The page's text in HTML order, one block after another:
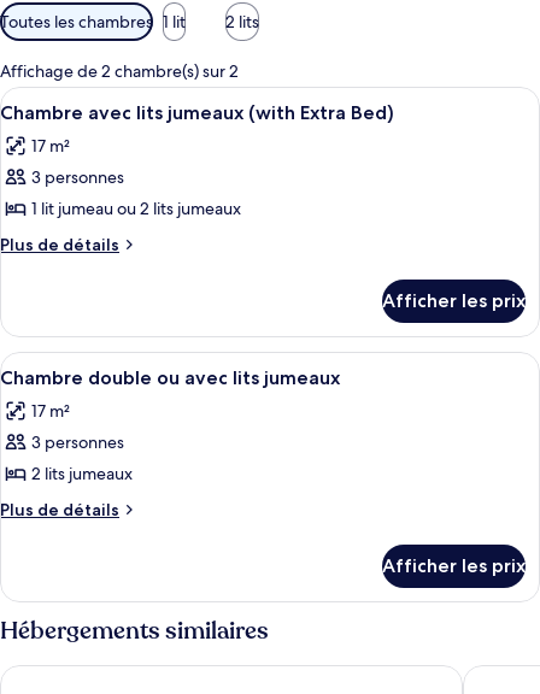
Filtres
disponibles
pour
les
chambres
Toutes les chambres 1 lit 2 lits
Affichage de 2 chambre(s) sur 2
Afficher
toutes
les
photos
pour
ce
chambre :
Chambre
avec
lits
jumeaux
(with
Extra
Bed)
Une chambre d’hôtel avec deux lits,
4
Chambre avec lits jumeaux (with Extra Bed)
17 m²
3 personnes
1 lit jumeau ou 2 lits jumeaux
Plus de détails
Plus
Chambre
avec
lits
(with
Extra
Afficher les prix
Afficher
toutes
les
photos
pour
ce
chambre :
Chambre
double
ou
Une chambre d’hôtel avec deux lits,
4
Chambre double ou avec lits jumeaux
17 m²
3 personnes
2 lits jumeaux
Plus de détails
Plus
Chambre
double
ou
avec
lits
Afficher les prix
Hébergements similaires
Albufeira Beach Hotel Hotel